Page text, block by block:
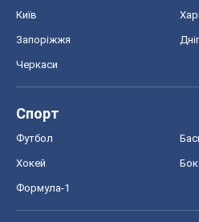
Київ
Запоріжжя
Черкаси
Спорт
Футбол
Хокей
Формула-1